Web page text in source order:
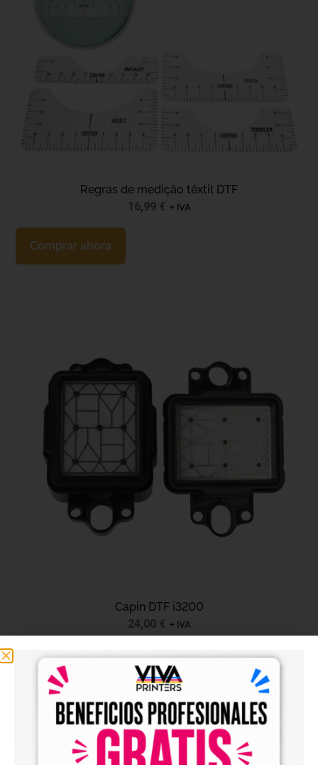
Regras de medição têxtil DTF
16,99 € + IVA
Comprar ahora
Capin DTF i3200
24,00 € + IVA
Comprar ahora